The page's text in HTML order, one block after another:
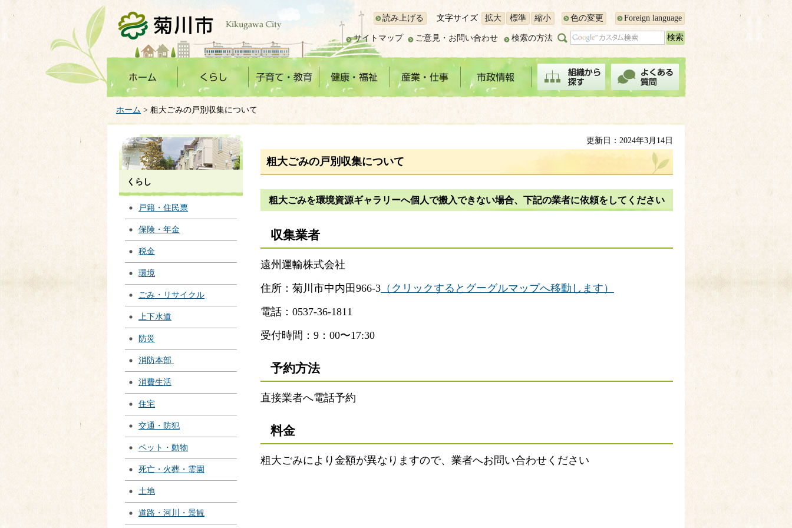
菊川市 読み上げる 文字サイズ 拡大 標準 縮小 色の変更 Foreign language
サイトマップ ご意見・お問い合わせ 検索の方法
ホーム > 粗大ごみの戸別収集について
くらし
戸籍・住民票
保険・年金
税金
環境
ごみ・リサイクル
上下水道
防災
消防本部
消費生活
住宅
交通・防犯
ペット・動物
死亡・火葬・霊園
土地
道路・河川・景観
更新日：2024年3月14日
粗大ごみの戸別収集について
粗大ごみを環境資源ギャラリーへ個人で搬入できない場合、下記の業者に依頼をしてください
収集業者
遠州運輸株式会社
住所：菊川市中内田966-3 （クリックするとグーグルマップへ移動します）
電話：0537-36-1811
受付時間：9：00〜17:30
予約方法
直接業者へ電話予約
料金
粗大ごみにより金額が異なりますので、業者へお問い合わせください